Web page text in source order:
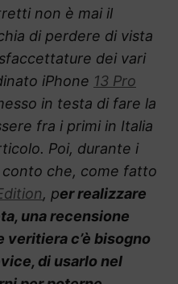
non è mai il
di perdere di vista
dei vari
iPhone 13 Pro
in testa di fare la
fra i primi in Italia
Poi, durante i
che, come fatto
, per realizzare
una recensione
veritiera c’è bisogno
di usarlo nel